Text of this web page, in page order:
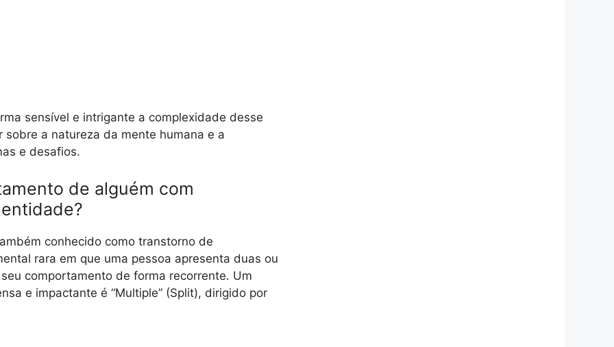
sensível e intrigante a complexidade desse
a natureza da mente humana e a
e desafios.
de alguém com
conhecido como transtorno de
rara em que uma pessoa apresenta duas ou
comportamento de forma recorrente. Um
e impactante é “Multiple” (Split), dirigido por